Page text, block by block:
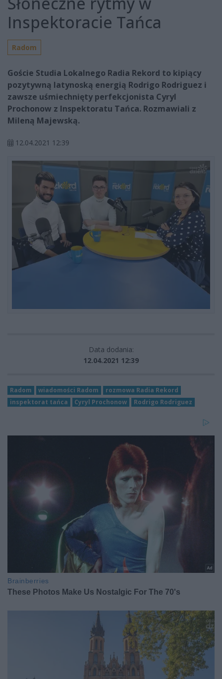
Inspektoracie Tańca
Radom
Goście Studia Lokalnego Radia Rekord to kipiący
pozytywną latynoską energią Rodrigo Rodriguez i
zawsze uśmiechnięty perfekcjonista Cyryl
Prochonow z Inspektoratu Tańca. Rozmawiali z
Mileną Majewską.
12.04.2021 12:39
Data dodania:
12.04.2021 12:39
Radom wiadomości Radom
rozmowa Radia Rekord
inspektorat tańca
Cyryl Prochonow Rodrigo Rodriguez